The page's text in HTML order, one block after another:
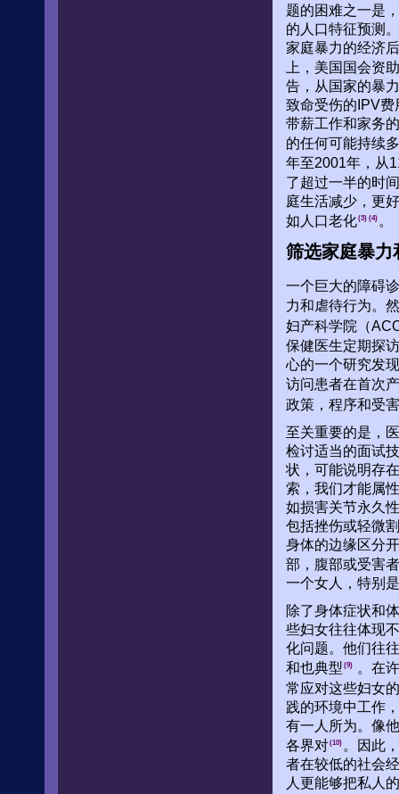
题的困难之一是
的人口特征预测
家庭暴力的经济
上，美国国会资
告，从国家的暴
致命受伤的IPV
带薪工作和家务
的任何可能持续
年至2001年，从
了超过一半的时
庭生活减少，更
如人口老化(3) (4) 。
筛选家庭暴力
一个巨大的障碍
力和虐待行为。
妇产科学院（
保健医生定期探
心的一个研究发
访问患者在首次
政策，程序和受
至关重要的是，
检讨适当的面试
状，可能说明存
索，我们才能属
如损害关节永久
包括挫伤或轻微
身体的边缘区分
部，腹部或受害
一个女人，特别
除了身体症状和
些妇女往往体现
化问题。他们往
和也典型 (9)
。在
常应对这些妇女
践的环境中工作
有一人所为。像
各界对(10) 。因此
者在较低的社会
人更能够把私人